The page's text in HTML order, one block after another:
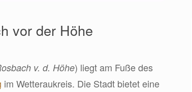
vor der Höhe
v. d. Höhe) liegt am Fuße des
im Wetteraukreis. Die Stadt bietet eine